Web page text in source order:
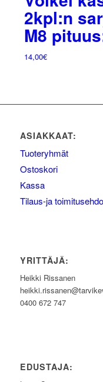
2kpl:n
M8
14,00€
ASIAKKAAT:
Tuoteryhmät
Ostoskori
Kassa
Tilaus-ja
YRITTÄJÄ:
Heikki Rissanen
0400 672 747
EDUSTAJA: